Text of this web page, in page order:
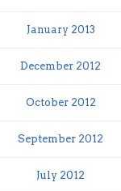
January 2013
December 2012
October 2012
September 2012
July 2012